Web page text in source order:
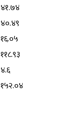
४१.७४
४०.४९
१६.०५
११८.९३
४.६
१५२.०४